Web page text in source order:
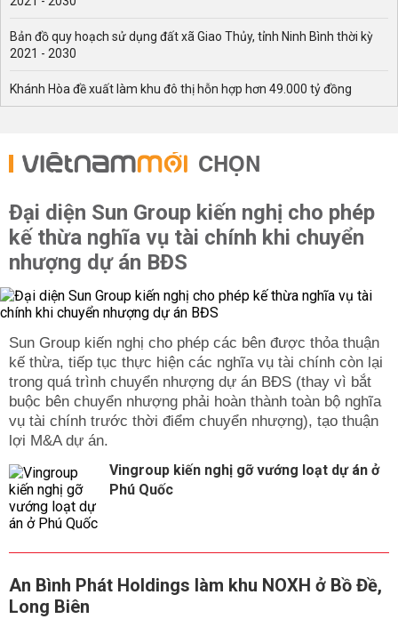
Bản đồ quy hoạch sử dụng đất xã Giao Thủy, tỉnh Ninh Bình thời kỳ
2021 - 2030
Khánh Hòa đề xuất làm khu đô thị hỗn hợp hơn 49.000 tỷ đồng
CHỌN
Đại diện Sun Group kiến nghị cho phép
kế thừa nghĩa vụ tài chính khi chuyển
nhượng dự án BĐS
Sun Group kiến nghị cho phép các bên được thỏa thuận
kế thừa, tiếp tục thực hiện các nghĩa vụ tài chính còn lại
trong quá trình chuyển nhượng dự án BĐS (thay vì bắt
buộc bên chuyển nhượng phải hoàn thành toàn bộ nghĩa
vụ tài chính trước thời điểm chuyển nhượng), tạo thuận
lợi M&A dự án.
Vingroup kiến nghị gỡ vướng loạt dự án ở
Phú Quốc
An Bình Phát Holdings làm khu NOXH ở Bồ Đề,
Long Biên